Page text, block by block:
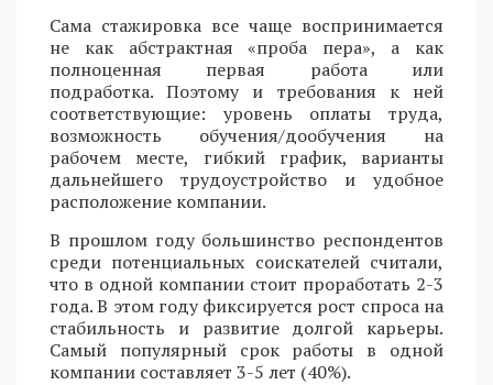
Сама стажировка все чаще воспринимается
не как абстрактная «проба пера», а как
полноценная первая работа или
подработка. Поэтому и требования к ней
соответствующие: уровень оплаты труда,
возможность обучения/дообучения на
рабочем месте, гибкий график, варианты
дальнейшего трудоустройство и удобное
расположение компании.
В прошлом году большинство респондентов
среди потенциальных соискателей считали,
что в одной компании стоит проработать 2-3
года. В этом году фиксируется рост спроса на
стабильность и развитие долгой карьеры.
Самый популярный срок работы в одной
компании составляет 3-5 лет (40%).